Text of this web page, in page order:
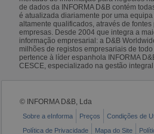
de dados da INFORMA D&B contém
é atualizada diariamente por uma
altamente qualificados, através de
empresas. Desde 2004 que integra a
informação empresarial: a D&B
milhões de registos empresariais de todo
pertence à líder espanhola INFORMA
CESCE, especializado na gestão
© INFORMA D&B, Lda
Sobre a eInforma Preços Condições de
Política de Privacidade
Mapa do Site